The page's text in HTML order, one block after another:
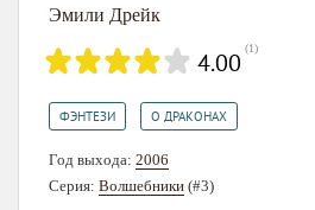
Эмили Дрейк
4.00 (1)
ФЭНТЕЗИ О ДРАКОНАХ
Год выхода: 2006
Серия: Волшебники (#3)